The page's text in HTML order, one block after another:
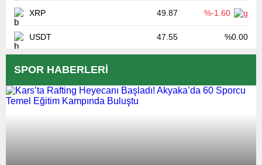
XRP 49.87 %-1.60
USDT 47.55 %0.00
SPOR HABERLERİ